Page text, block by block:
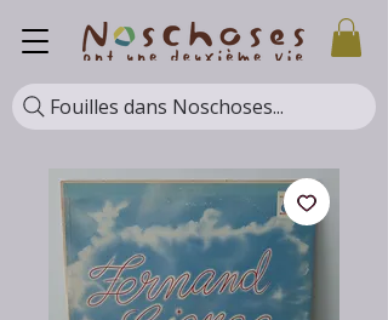
Fouilles dans Noschoses...